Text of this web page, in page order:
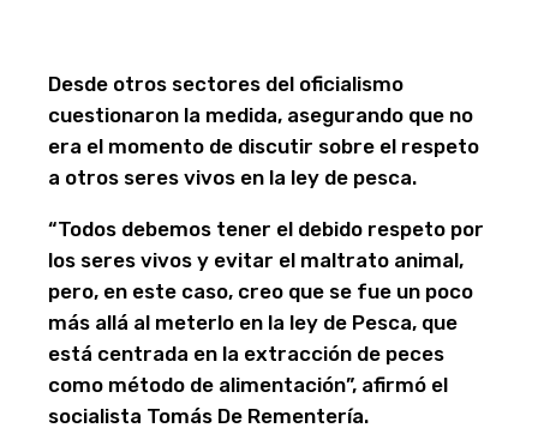
Desde otros sectores del oficialismo
cuestionaron la medida, asegurando que no
era el momento de discutir sobre el respeto
a otros seres vivos en la ley de pesca.
“Todos debemos tener el debido respeto por
los seres vivos y evitar el maltrato animal,
pero, en este caso, creo que se fue un poco
más allá al meterlo en la ley de Pesca, que
está centrada en la extracción de peces
como método de alimentación”, afirmó el
socialista Tomás De Rementería.